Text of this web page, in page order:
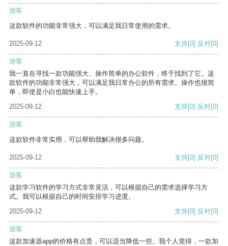
游客
这款软件的功能非常强大，可以满足我日常使用的需求。
2025-09-12 支持[0] 反对[0]
游客
我一直在寻找一款功能强大、操作简单的办公软件，终于找到了它。这
款软件的功能非常强大，可以满足我日常办公的所有需求。操作也很简
单，即使是小白也能快速上手。
2025-09-12
支持[0] 反对[0]
游客
这款软件非常实用，可以帮助我解决很多问题。
2025-09-12 支持[0] 反对[0]
游客
这款学习软件的学习方式非常灵活，可以根据自己的需求选择学习方
式。我可以根据自己的时间安排学习进度。
2025-09-12
支持[0] 反对[0]
游客
这款加速器app的价格有点贵，可以适当降低一些。我个人觉得，一款加